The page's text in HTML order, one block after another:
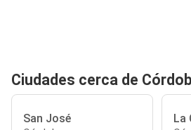
Ciudades cerca de
San José La